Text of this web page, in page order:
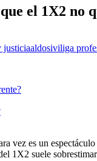
el 1X2 no
justiciaaldosiviliga
vez es un
1X2 suele